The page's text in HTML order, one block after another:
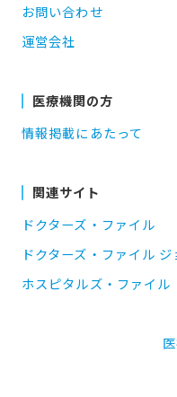
お問い合わせ
運営会社
医療機関の方
情報掲載にあたって
関連サイト
ドクターズ・ファイル
ドクターズ・ファイル
ホスピタルズ・ファイル